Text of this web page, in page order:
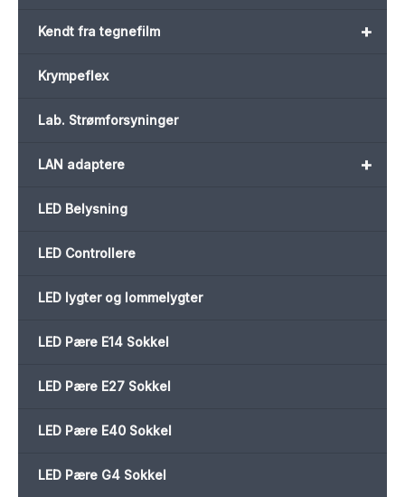
+
Kendt fra tegnefilm
Krympeflex
Lab. Strømforsyninger
+
LAN adaptere
LED Belysning
LED Controllere
LED lygter og lommelygter
LED Pære E14 Sokkel
LED Pære E27 Sokkel
LED Pære E40 Sokkel
LED Pære G4 Sokkel